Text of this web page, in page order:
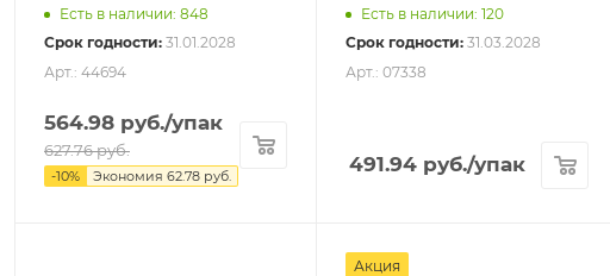
Есть в наличии: 848
Срок годности: 31.01.2028
Арт.: 44694
564.98 руб./упак
627.76руб.
-10% Экономия 62.78 руб.
Есть в наличии: 120
Срок годности: 31.03.2028
Арт.: 07338
491.94 руб./упак
Акция